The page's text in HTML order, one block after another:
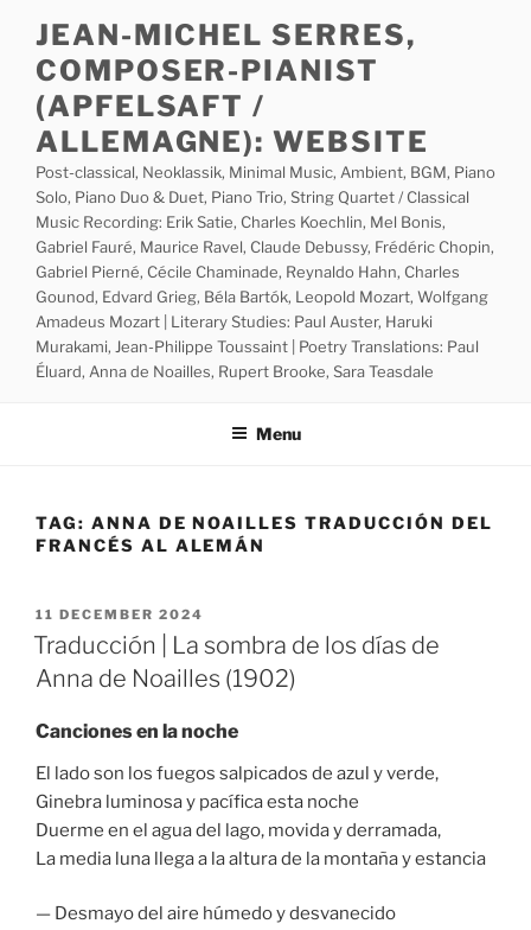
content
JEAN-MICHEL SERRES,
COMPOSER-PIANIST
(APFELSAFT /
ALLEMAGNE): WEBSITE
Post-classical, Neoklassik, Minimal Music, Ambient, BGM, Piano
Solo, Piano Duo & Duet, Piano Trio, String Quartet / Classical
Music Recording: Erik Satie, Charles Koechlin, Mel Bonis,
Gabriel Fauré, Maurice Ravel, Claude Debussy, Frédéric Chopin,
Gabriel Pierné, Cécile Chaminade, Reynaldo Hahn, Charles
Gounod, Edvard Grieg, Béla Bartók, Leopold Mozart, Wolfgang
Amadeus Mozart | Literary Studies: Paul Auster, Haruki
Murakami, Jean-Philippe Toussaint | Poetry Translations: Paul
Éluard, Anna de Noailles, Rupert Brooke, Sara Teasdale
Menu
TAG: ANNA DE NOAILLES TRADUCCIÓN DEL
FRANCÉS AL ALEMÁN
POSTED
ON
11 DECEMBER 2024
Traducción | La sombra de los días de
Anna de Noailles (1902)
Canciones en la noche
El lado son los fuegos salpicados de azul y verde,
Ginebra luminosa y pacífica esta noche
Duerme en el agua del lago, movida y derramada,
La media luna llega a la altura de la montaña y estancia
— Desmayo del aire húmedo y desvanecido